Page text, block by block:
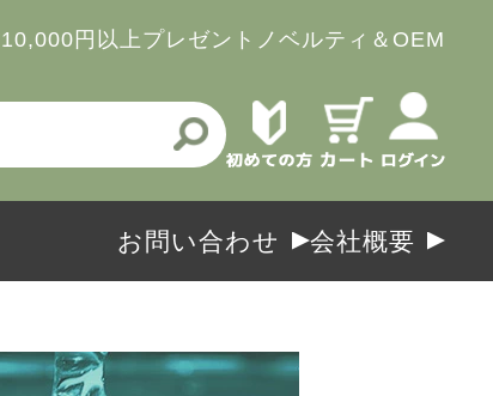
10,000円以上プレゼント ノベルティ＆OEM
お問い合わせ 会社概要